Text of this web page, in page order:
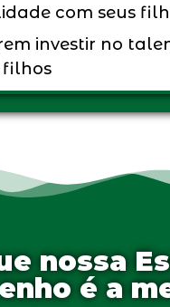
com seus
investir no
filhos
nossa
é a